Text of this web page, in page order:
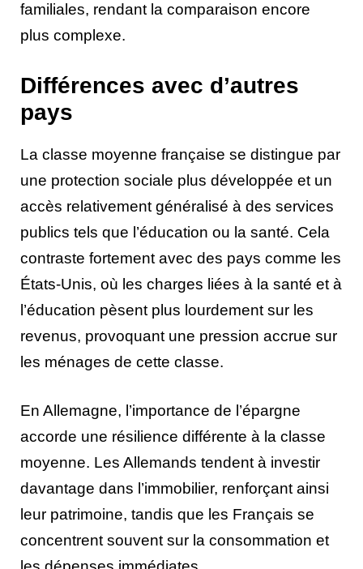
familiales, rendant la comparaison encore
plus complexe.
Différences avec d’autres
pays
La classe moyenne française se distingue par
une protection sociale plus développée et un
accès relativement généralisé à des services
publics tels que l’éducation ou la santé. Cela
contraste fortement avec des pays comme les
États-Unis, où les charges liées à la santé et à
l’éducation pèsent plus lourdement sur les
revenus, provoquant une pression accrue sur
les ménages de cette classe.
En Allemagne, l’importance de l’épargne
accorde une résilience différente à la classe
moyenne. Les Allemands tendent à investir
davantage dans l’immobilier, renforçant ainsi
leur patrimoine, tandis que les Français se
concentrent souvent sur la consommation et